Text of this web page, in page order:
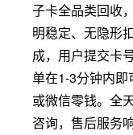
子卡全品类回收
明稳定、无隐形
成，用户提交卡
单在1-3分钟内
或微信零钱。全
咨询，售后服务